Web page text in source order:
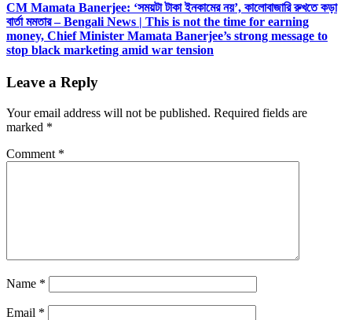
CM Mamata Banerjee: ‘সময়টা টাকা ইনকামের নয়’, কালোবাজারি রুখতে কড়া
বার্তা মমতার – Bengali News | This is not the time for earning
money, Chief Minister Mamata Banerjee’s strong message to
stop black marketing amid war tension
Leave a Reply
Your email address will not be published. Required fields are
marked *
Comment *
Name *
Email *